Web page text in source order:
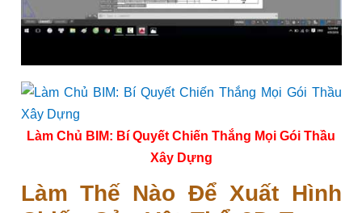
Làm Chủ BIM: Bí Quyết Chiến Thắng Mọi Gói Thầu
Xây Dựng
Làm Thế Nào Để Xuất Hình